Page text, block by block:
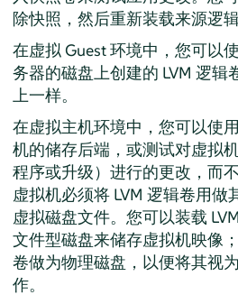
除快照，然后重新装载来源逻
在虚拟 Guest 环境中，您可以
务器的磁盘上创建的 LVM 逻辑
上一样。
在虚拟主机环境中，您可以使
机的储存后端，或测试对虚拟
程序或升级）进行的更改，而
虚拟机必须将 LVM 逻辑卷用做
虚拟磁盘文件。您可以装载
文件型磁盘来储存虚拟机映像
卷做为物理磁盘，以便将其视
作。